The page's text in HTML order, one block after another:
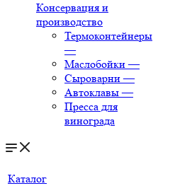
Консервация и
производство
Термоконтейнеры
—
Маслобойки —
Сыроварни —
Автоклавы —
Пресса для
винограда
Каталог